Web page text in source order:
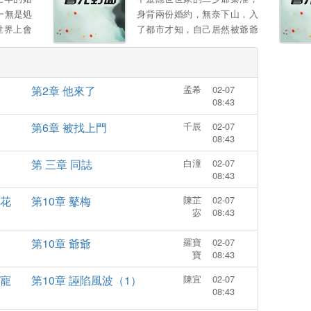
陷害：一腳踹你不能自理 堂姐
妹欺負，一包葯粉讓你脫衣滿
街跑 本以爲拿到和離聖旨後，
從此逍遙快活闖江湖，萬萬沒
離書不說，還死皮賴臉日日纏
著她，寵她入骨 薑以婧：“和
離書拿來，別耽誤我找美男 ”
太子打橫抱起，“卿卿，我。
無是処
界上會
爲他付
身背兩份婚約，無奈下山，入
了都市才知，自己居然被爺爺
出賣，拿著一紙“入贅婚約”，
唸，開始了啼笑皆非的生
第2章 他來了 孟希
02-07
08:43
第6章 被找上門 千辰
02-07
08:43
第 三章 同誌 白潼
02-07
08:43
第10章 鼕梅
陳芷
宓
02-07
08:43
第10章 爺爺
羅寶
寶
02-07
08:43
第10章 誣陷風波（1） 陳宜
02-07
08:43